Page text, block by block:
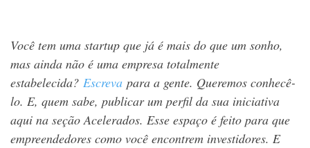
Você tem uma startup que já é mais do que um sonho,
mas ainda não é uma empresa totalmente
estabelecida? Escreva para a gente. Queremos conhecê-
lo. E, quem sabe, publicar um perfil da sua iniciativa
aqui na seção Acelerados. Esse espaço é feito para que
empreendedores como você encontrem investidores. E